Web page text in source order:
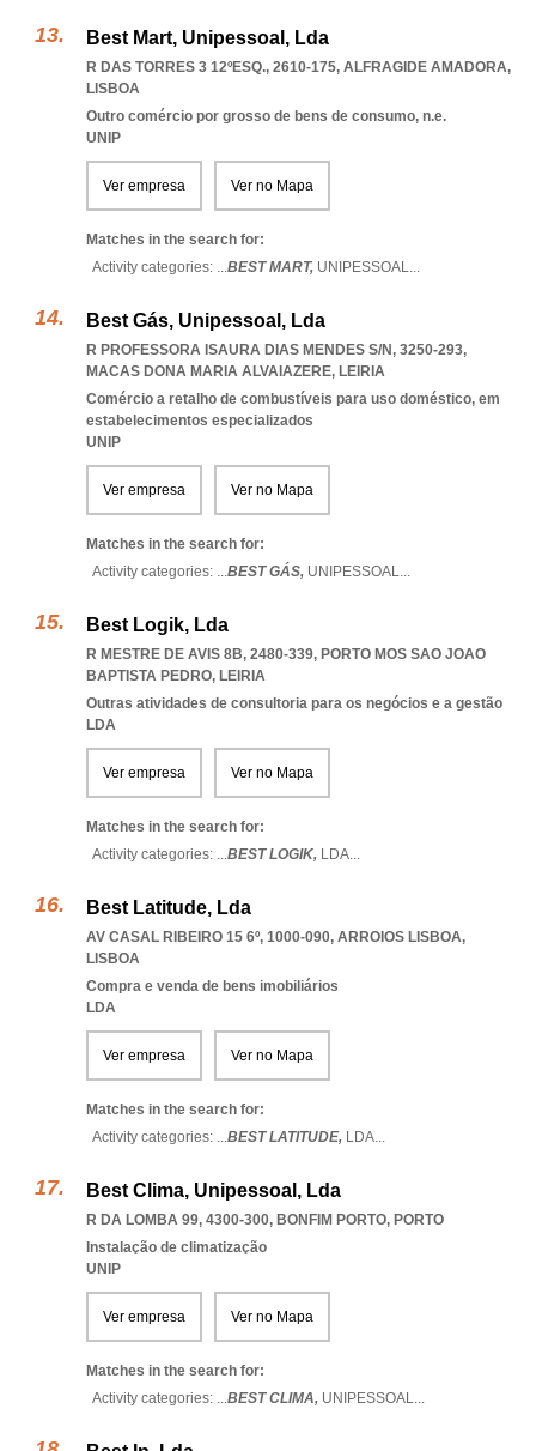
Best Mart, Unipessoal, Lda
R DAS TORRES 3 12ºESQ., 2610-175, ALFRAGIDE AMADORA,
LISBOA
Outro comércio por grosso de bens de consumo, n.e.
UNIP
Ver empresa Ver no Mapa
Matches in the search for:
Activity categories: ...BEST MART, UNIPESSOAL...
Best Gás, Unipessoal, Lda
R PROFESSORA ISAURA DIAS MENDES S/N, 3250-293,
MACAS DONA MARIA ALVAIAZERE, LEIRIA
Comércio a retalho de combustíveis para uso doméstico, em
estabelecimentos especializados
UNIP
Ver empresa Ver no Mapa
Matches in the search for:
Activity categories: ...BEST GÁS, UNIPESSOAL...
Best Logik, Lda
R MESTRE DE AVIS 8B, 2480-339, PORTO MOS SAO JOAO
BAPTISTA PEDRO, LEIRIA
Outras atividades de consultoria para os negócios e a gestão
LDA
Ver empresa Ver no Mapa
Matches in the search for:
Activity categories: ...BEST LOGIK, LDA...
Best Latitude, Lda
AV CASAL RIBEIRO 15 6º, 1000-090, ARROIOS LISBOA,
LISBOA
Compra e venda de bens imobiliários
LDA
Ver empresa Ver no Mapa
Matches in the search for:
Activity categories: ...BEST LATITUDE, LDA...
Best Clima, Unipessoal, Lda
R DA LOMBA 99, 4300-300, BONFIM PORTO, PORTO
Instalação de climatização
UNIP
Ver empresa Ver no Mapa
Matches in the search for:
Activity categories: ...BEST CLIMA, UNIPESSOAL...